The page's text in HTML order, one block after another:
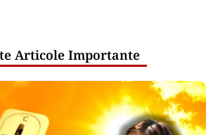
Articole Importante